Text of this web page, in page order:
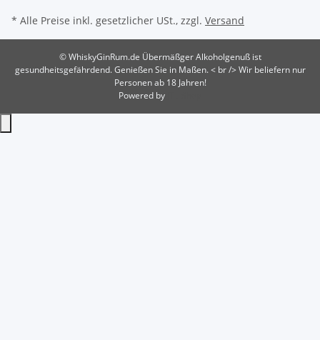
* Alle Preise inkl. gesetzlicher USt., zzgl. Versand
© WhiskyGinRum.de Übermäßger Alkoholgenuß ist
gesundheitsgefährdend. Genießen Sie in Maßen. < br /> Wir beliefern nur
Personen ab 18 Jahren!
Powered by